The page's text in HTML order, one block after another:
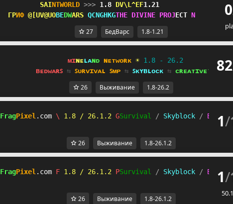
SAINTWORLD >>> 1.8 QESJ]U@1.21
ГРИФ GW@D^M@BEDWARS U_X^\NRTHE DIVINE PROJECT F 0
27 БедВарс 1.8-1.21
ᴍɪɴᴇʟᴀɴᴅ ɴᴇᴛᴡᴏʀᴋ ☀ 1.8 - 26.2
ʙᴇᴅᴡᴀʀꜱ ⇆ ꜱᴜʀᴠɪᴠᴀʟ ꜱᴍᴘ ⇆ ꜱᴋʏʙʟᴏᴄᴋ ⇆ ᴄʀᴇᴀᴛɪᴠᴇ⁺ 82
26 Выживание 1.8-26.2
FragPixel .com C 1.8 / 26.1.2 OSurvival / Skyblock / 1/
26 Выживание 1.8-26.1.2
FragPixel .com P 1.8 / 26.1.2 HSurvival / Skyblock / 1/
26 Выживание 1.8-26.1.2